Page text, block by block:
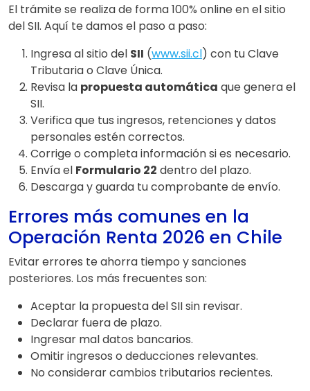
El trámite se realiza de forma 100% online en el sitio
del SII. Aquí te damos el paso a paso:
Ingresa al sitio del SII (www.sii.cl) con tu Clave
Tributaria o Clave Única.
Revisa la propuesta automática que genera el
SII.
Verifica que tus ingresos, retenciones y datos
personales estén correctos.
Corrige o completa información si es necesario.
Envía el Formulario 22 dentro del plazo.
Descarga y guarda tu comprobante de envío.
Errores más comunes en la
Operación Renta 2026 en Chile
Evitar errores te ahorra tiempo y sanciones
posteriores. Los más frecuentes son:
Aceptar la propuesta del SII sin revisar.
Declarar fuera de plazo.
Ingresar mal datos bancarios.
Omitir ingresos o deducciones relevantes.
No considerar cambios tributarios recientes.